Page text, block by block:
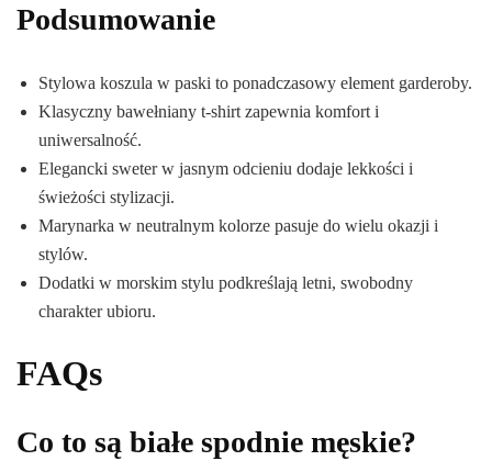
Podsumowanie
Stylowa koszula w paski to ponadczasowy element garderoby.
Klasyczny bawełniany t-shirt zapewnia komfort i
uniwersalność.
Elegancki sweter w jasnym odcieniu dodaje lekkości i
świeżości stylizacji.
Marynarka w neutralnym kolorze pasuje do wielu okazji i
stylów.
Dodatki w morskim stylu podkreślają letni, swobodny
charakter ubioru.
FAQs
Co to są białe spodnie męskie?